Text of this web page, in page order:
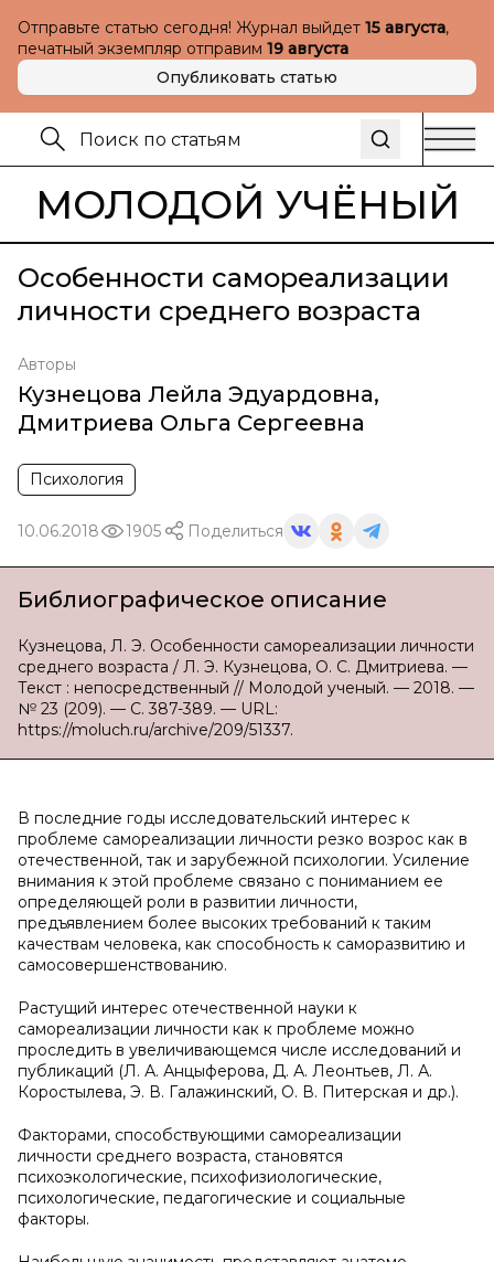
Отправьте статью сегодня! Журнал выйдет 15 августа,
печатный экземпляр отправим 19 августа
Опубликовать статью
МОЛОДОЙ УЧЁНЫЙ
Особенности самореализации
личности среднего возраста
Авторы
Кузнецова Лейла Эдуардовна,
Дмитриева Ольга Сергеевна
Психология
10.06.2018 1905 Поделиться
Библиографическое описание
Кузнецова, Л. Э. Особенности самореализации личности
среднего возраста / Л. Э. Кузнецова, О. С. Дмитриева. —
Текст : непосредственный // Молодой ученый. — 2018. —
№ 23 (209). — С. 387-389. — URL:
https://moluch.ru/archive/209/51337.
В последние годы исследовательский интерес к
проблеме самореализации личности резко возрос как в
отечественной, так и зарубежной психологии. Усиление
внимания к этой проблеме связано с пониманием ее
определяющей роли в развитии личности,
предъявлением более высоких требований к таким
качествам человека, как способность к саморазвитию и
самосовершенствованию.
Растущий интерес отечественной науки к
самореализации личности как к проблеме можно
проследить в увеличивающемся числе исследований и
публикаций (Л. А. Анцыферова, Д. А. Леонтьев, Л. А.
Коростылева, Э. В. Галажинский, О. В. Питерская и др.).
Факторами, способствующими самореализации
личности среднего возраста, становятся
психоэкологические, психофизиологические,
психологические, педагогические и социальные
факторы.